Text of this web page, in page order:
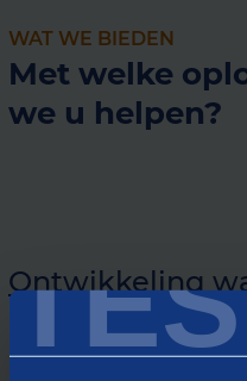
WAT WE BIEDEN
Met welke
we u helpen?
Ontwikkeling
In regionaal verband
gemeentelijk